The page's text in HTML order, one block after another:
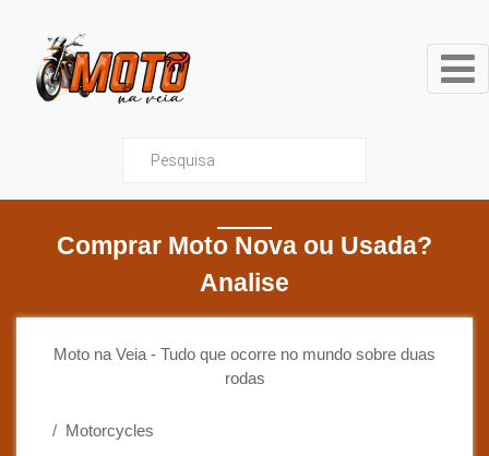
Moto na Veia - Tudo que
Comprar Moto Nova ou Usada?
Analise
Moto na Veia - Tudo que ocorre no mundo sobre duas
rodas
Motorcycles